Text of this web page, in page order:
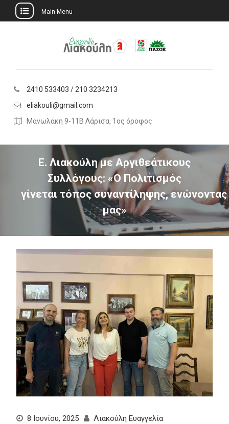
Main Menu
2410 533403 / 210 3234213
eliakouli@gmail.com
Μανωλάκη 9-11Β Λάρισα, 1ος όροφος
Ε. Λιακούλη με Αργιθεάτικους
Συλλόγους: «Ο Πολιτισμός
γίνεται τόπος συναντίληψης,
μας»
8 Ιουνίου, 2025 Λιακούλη Ευαγγελία